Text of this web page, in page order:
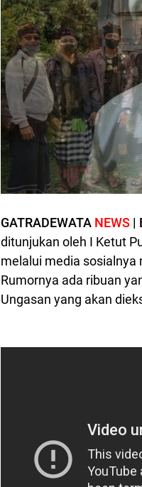
GATRADEWATA NEWS |
ditunjukan oleh I Ketut
melalui media
Rumornya ada ribuan
Ungasan yang akan